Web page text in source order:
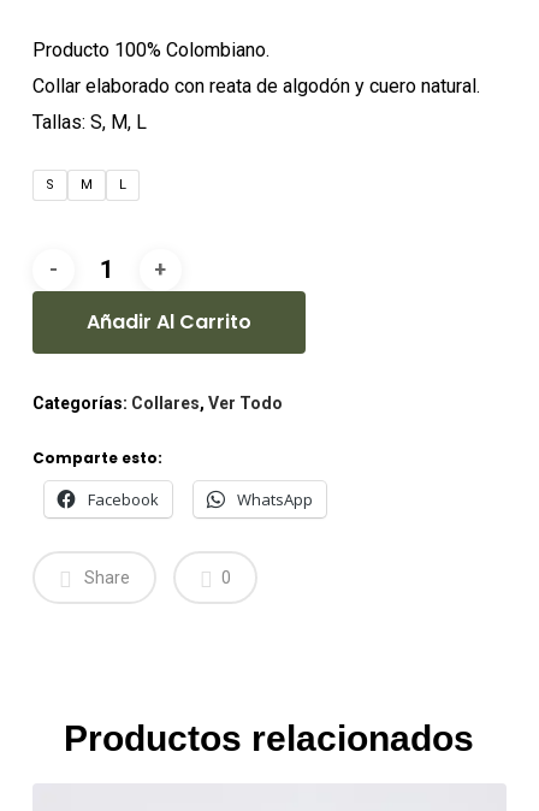
Producto 100% Colombiano.
Collar elaborado con reata de algodón y cuero natural.
Tallas: S, M, L
S M L
Añadir Al Carrito
Categorías: Collares, Ver Todo
Comparte esto:
Facebook WhatsApp
Share 0
Productos relacionados